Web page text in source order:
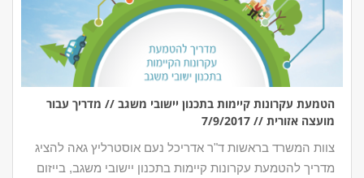
הטמעת עקרונות קיימות בתכנון יישובי משגב // מדריך עבור
מועצה אזורית // 7/9/2017
צוות המשרד בראשות ד"ר אדריכל נעם אוסטרליץ גאה להציג
מדריך להטמעת עקרונות קיימות בתכנון יישובי משגב, בייזום